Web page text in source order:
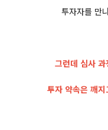
투자자를 만
그런데 심사
투자 약속은 깨